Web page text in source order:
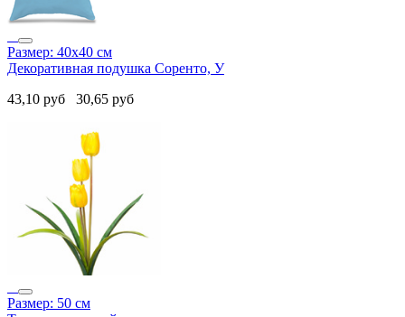
Размер: 40х40 см
Декоративная подушка Соренто, У
43,10 руб 30,65 руб
Размер: 50 см